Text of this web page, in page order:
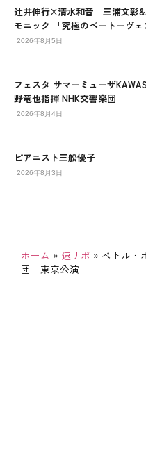
辻󠄀井伸行×清水和音 三浦文彰
モニック 「究極のベートーヴェ
2026年8月5日
フェスタ サマーミューザ
野竜也指揮 NHK交響楽団
2026年8月4日
ピアニスト三舩優子
2026年8月3日
ホーム » 速リポ » ペトル・
団 東京公演